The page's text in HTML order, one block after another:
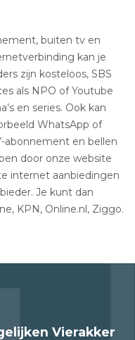
buiten tv en
kan je
zijn kosteloos, SBS
als NPO of Youtube
en series. Ook kan
WhatsApp of
abonnement en bellen
door onze website
internet aanbiedingen
Je kunt dan
KPN, Online.nl, Ziggo.
Vierakker